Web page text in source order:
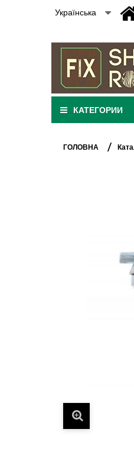
Українська
КАТЕГОРИИ
ГОЛОВНА